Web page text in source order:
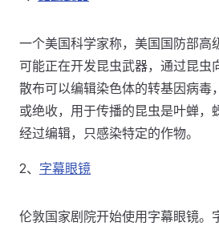
一个美国科学家称，美国国防部高
可能正在开发昆虫武器，通过昆虫
散布可以编辑染色体的转基因病毒
或绝收，用于传播的昆虫是叶蝉，
经过编辑，只感染特定的作物。
2、 字幕眼镜
伦敦国家剧院开始使用字幕眼镜。